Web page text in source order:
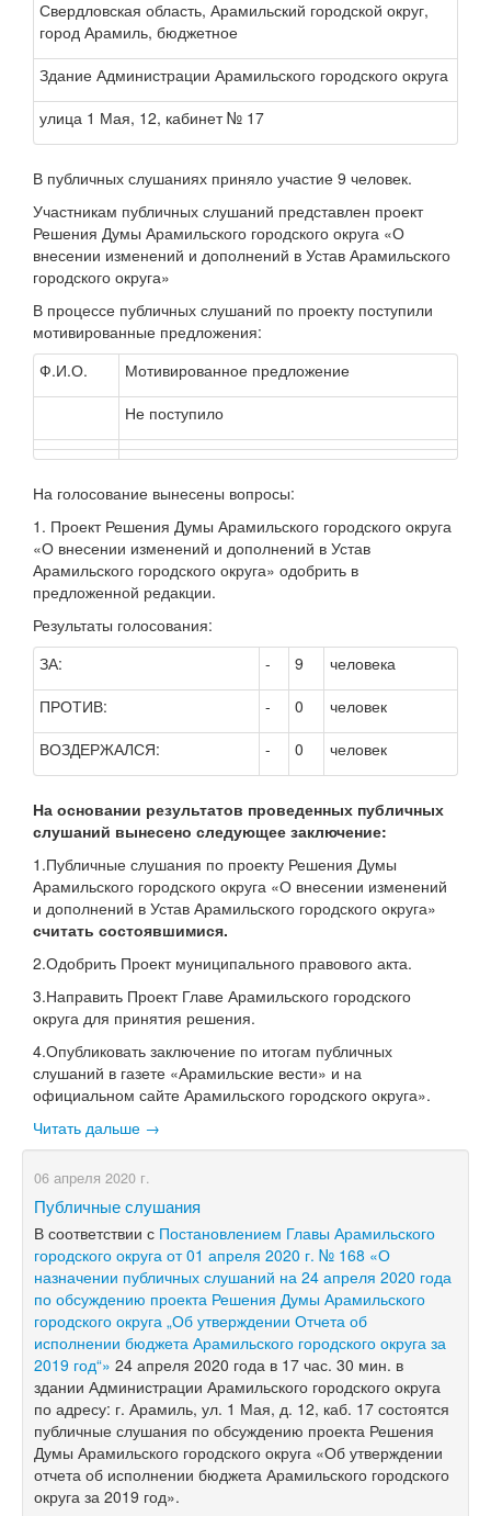
Свердловская область, Арамильский городской округ,
город Арамиль, бюджетное
Здание Администрации Арамильского городского округа
улица 1 Мая, 12, кабинет № 17
В публичных слушаниях приняло участие 9 человек.
Участникам публичных слушаний представлен проект
Решения Думы Арамильского городского округа «О
внесении изменений и дополнений в Устав Арамильского
городского округа»
В процессе публичных слушаний по проекту поступили
мотивированные предложения:
Ф.И.О.
Мотивированное предложение
Не поступило
На голосование вынесены вопросы:
1. Проект Решения Думы Арамильского городского округа
«О внесении изменений и дополнений в Устав
Арамильского городского округа» одобрить в
предложенной редакции.
Результаты голосования:
ЗА:
- 9
человека
ПРОТИВ:
- 0
человек
ВОЗДЕРЖАЛСЯ:
- 0 человек
На основании результатов проведенных публичных
слушаний вынесено следующее заключение:
1.Публичные слушания по проекту Решения Думы
Арамильского городского округа «О внесении изменений
и дополнений в Устав Арамильского городского округа»
считать состоявшимися.
2.Одобрить Проект муниципального правового акта.
3.Направить Проект Главе Арамильского городского
округа для принятия решения.
4.Опубликовать заключение по итогам публичных
слушаний в газете «Арамильские вести» и на
официальном сайте Арамильского городского округа».
Читать дальше →
06 апреля 2020 г.
Публичные слушания
В соответствии с Постановлением Главы Арамильского
городского округа от 01 апреля 2020 г. № 168 «О
назначении публичных слушаний на 24 апреля 2020 года
по обсуждению проекта Решения Думы Арамильского
городского округа „Об утверждении Отчета об
исполнении бюджета Арамильского городского округа за
2019 год“» 24 апреля 2020 года в 17 час. 30 мин. в
здании Администрации Арамильского городского округа
по адресу: г. Арамиль, ул. 1 Мая, д. 12, каб. 17 состоятся
публичные слушания по обсуждению проекта Решения
Думы Арамильского городского округа «Об утверждении
отчета об исполнении бюджета Арамильского городского
округа за 2019 год».